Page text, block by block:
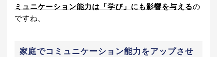
ミュニケーション能力は「学び」にも影響を与えるの
ですね。
家庭でコミュニケーション能力をアップさせ